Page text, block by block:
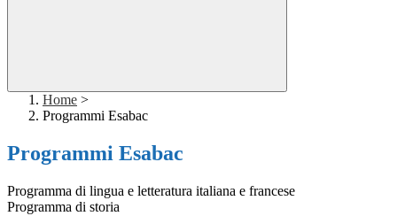
Home >
Programmi Esabac
Programmi Esabac
Programma di lingua e letteratura italiana e francese
Programma di storia